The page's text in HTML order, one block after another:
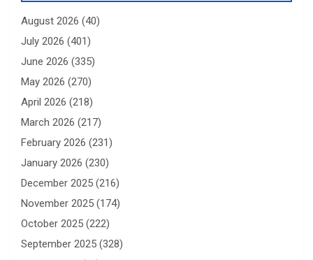
August 2026 (40)
July 2026 (401)
June 2026 (335)
May 2026 (270)
April 2026 (218)
March 2026 (217)
February 2026 (231)
January 2026 (230)
December 2025 (216)
November 2025 (174)
October 2025 (222)
September 2025 (328)